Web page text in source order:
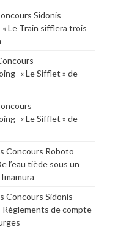
Sidonis
Le Train sifflera trois
-« Le Sifflet » de
-« Le Sifflet » de
Concours Roboto
l’eau tiède sous un
Concours Sidonis
de compte